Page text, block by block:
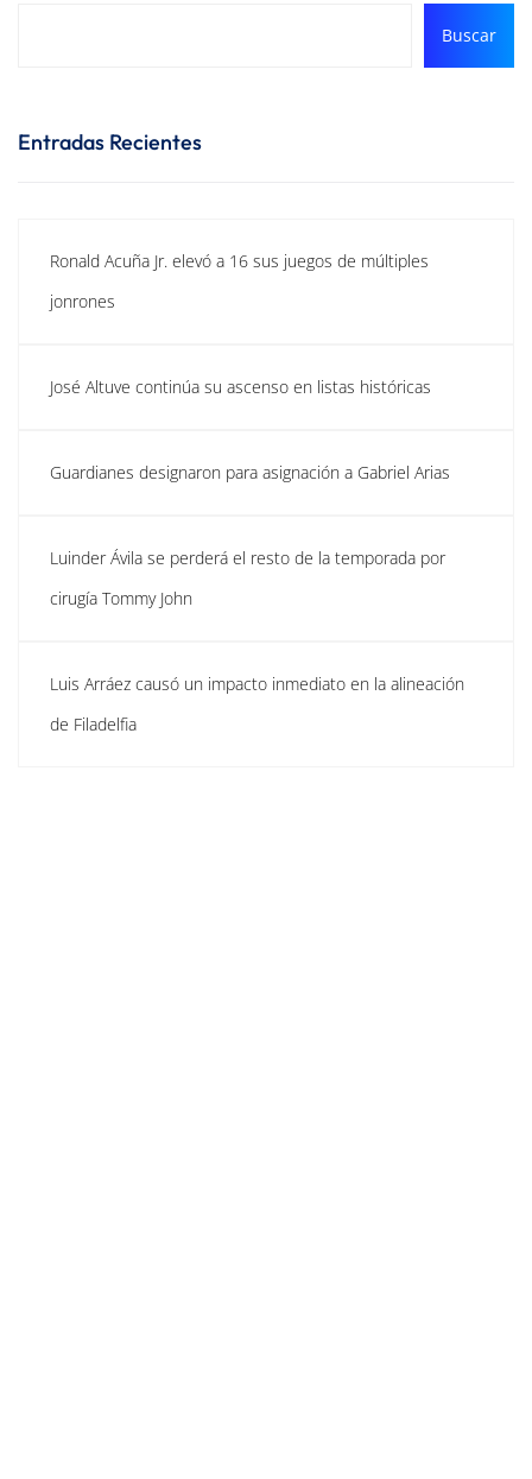
Buscar
Entradas Recientes
Ronald Acuña Jr. elevó a 16 sus juegos de múltiples
jonrones
José Altuve continúa su ascenso en listas históricas
Guardianes designaron para asignación a Gabriel Arias
Luinder Ávila se perderá el resto de la temporada por
cirugía Tommy John
Luis Arráez causó un impacto inmediato en la alineación
de Filadelfia